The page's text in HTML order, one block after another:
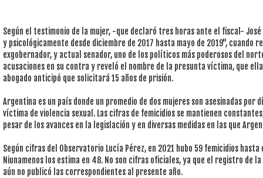
Según el testimonio de la mujer, -que declaró tres horas ante el fiscal-
y psicológicamente desde diciembre de 2017 hasta mayo de 2019", cuando
exgobernador, y actual senador, uno de los políticos más poderosos del
acusaciones en su contra y reveló el nombre de la presunta víctima, que
abogado anticipó que solicitará 15 años de prisión.
Argentina es un país donde un promedio de dos mujeres son asesinadas por
víctima de violencia sexual. Las cifras de femicidios se mantienen
pesar de los avances en la legislación y en diversas medidas en las que
Según cifras del Observatorio Lucía Pérez, en 2021 hubo 59 femicidios
Niunamenos los estima en 48. No son cifras oficiales, ya que el registro de
aún no publicó las correspondientes al presente año.